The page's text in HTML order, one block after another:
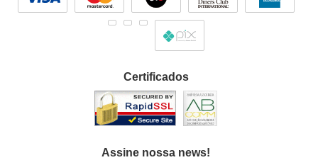
Certificados
Assine nossa news!